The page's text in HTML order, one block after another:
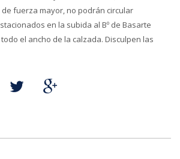
fuerza mayor, no podrán circular
en la subida al Bº de Basarte
el ancho de la calzada. Disculpen las